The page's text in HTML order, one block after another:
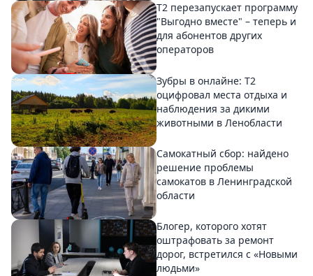
Т2 перезапускает программу
"Выгодно вместе" – теперь и
для абонентов других
операторов
Зубры в онлайне: Т2
оцифровал места отдыха и
наблюдения за дикими
животными в Ленобласти
Самокатный сбор: найдено
решение проблемы
самокатов в Ленинградской
области
Блогер, которого хотят
оштрафовать за ремонт
дорог, встретился с «Новыми
людьми»